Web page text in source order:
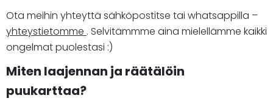
Ota meihin yhteyttä sähköpostitse tai whatsappilla –
yhteystietomme . Selvitämmme aina mielellämme kaikki
ongelmat puolestasi :)
Miten laajennan ja räätälöin
puukarttaa?